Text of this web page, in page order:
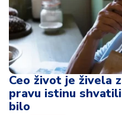
Ceo život je živela
pravu istinu
bilo